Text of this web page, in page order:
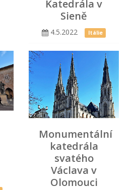
Katedrála v
Sieně
4.5.2022 Itálie
Monumentální
katedrála
svatého
Václava v
Olomouci